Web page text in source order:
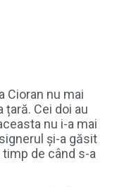
Cioran nu mai
Cei doi au
nu i-a mai
și-a găsit
de când s-a